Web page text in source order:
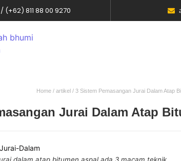
(+62) 811 88 00 9270
Home/ artikel/ 3 Sistem Pemasangan Jurai Dalam Atap
Jurai Dalam Atap